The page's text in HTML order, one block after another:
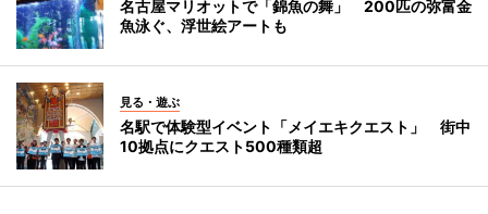
名古屋マリオットで「錦魚の舞」 200匹の弥富金
魚泳ぐ、浮世絵アートも
見る・遊ぶ
名駅で体験型イベント「メイエキクエスト」 街中
10拠点にクエスト500種類超